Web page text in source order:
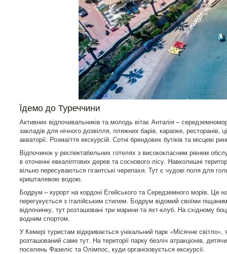
Їдемо до Туреччини
Активних відпочивальників та молодь вітає Анталія –
закладів для нічного дозвілля, пляжних барів, караоке,
акваторії. Розмаїття екскурсій. Сотні брендових бутіків та місцеві
Відпочинок у респектабельних готелях з висококласним рівнем
в оточенні евкаліптових дерев та соснового лісу. Навколишні
вільно пересуваються гігантські черепахи. Тут є чудові поля для
кришталевою водою.
Бодрум – курорт на кордоні Егейського та Середземного морів. Це
перегукується з італійським стилем. Бодрум відомий своїми
відпочинку, тут розташовані три марини та яхт-клуб. На східному
водним спортом.
У Кемері туристам відкривається унікальний парк «Місячне
розташований саме тут. На території парку безліч атракціонів,
поселень Фазеліс та Олімпос, куди організовується екскурсії.